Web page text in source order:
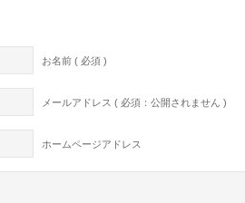
お名前 ( 必須 )
メールアドレス ( 必須：公開されません )
ホームページアドレス